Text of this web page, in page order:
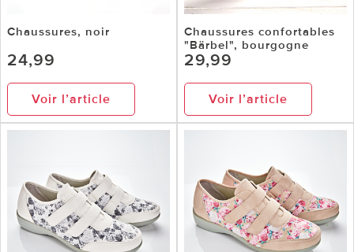
Chaussures, noir
24,99
Voir l’article
Chaussures confortables
"Bärbel", bourgogne
29,99
Voir l’article